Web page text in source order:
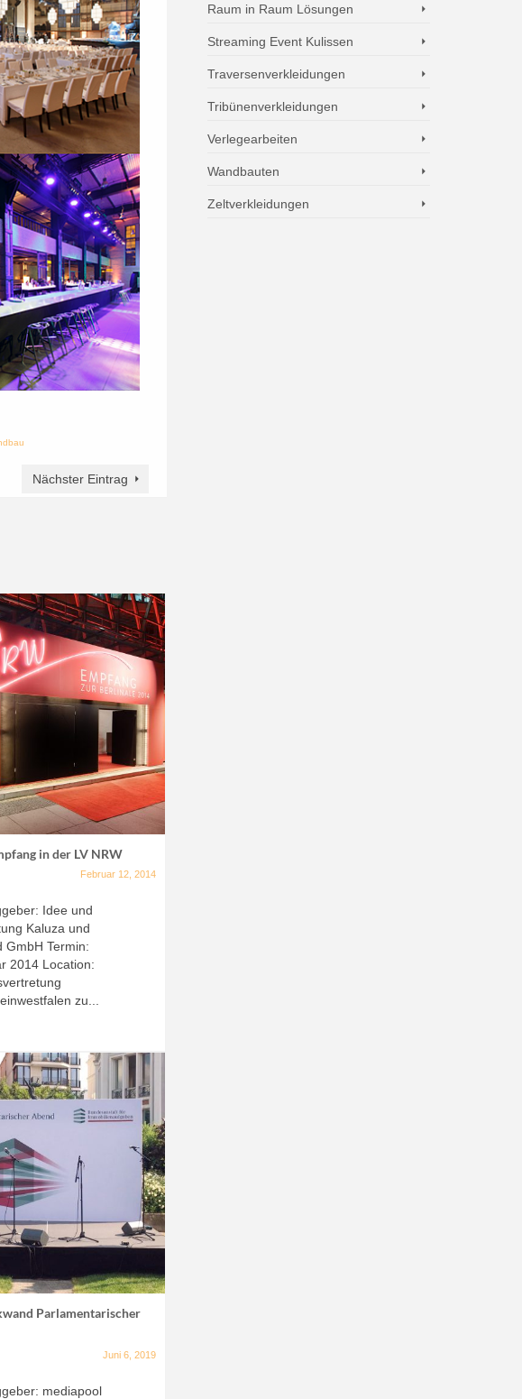
Nächster Eintrag
in der LV NRW
Februar 12, 2014
Idee und
Kaluza und
GmbH Termin:
2014 Location:
zu...
Parlamentarischer
Juni 6, 2019
mediapool
Raum in Raum Lösungen
Streaming Event Kulissen
Traversenverkleidungen
Tribünenverkleidungen
Verlegearbeiten
Wandbauten
Zeltverkleidungen